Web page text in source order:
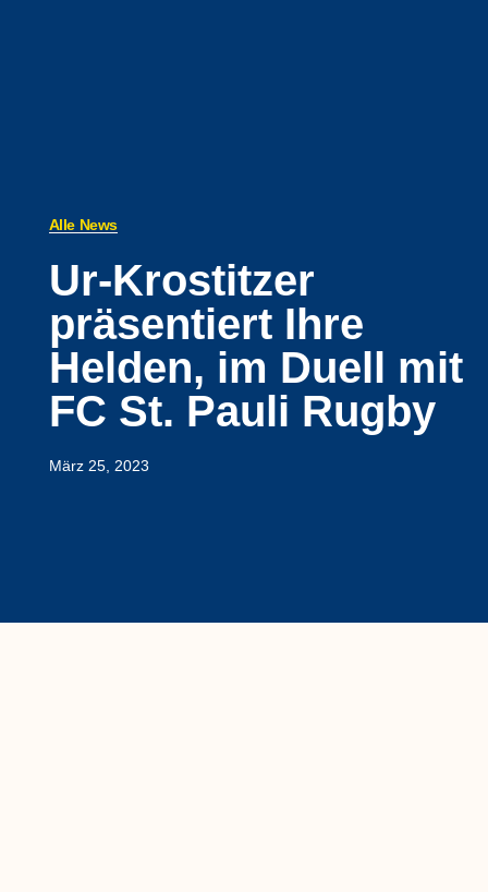
Alle News
Ur-Krostitzer
präsentiert Ihre
Helden, im Duell mit
FC St. Pauli Rugby
März 25, 2023